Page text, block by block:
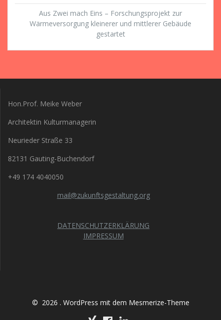
Aus Zwei mach Eins – Forschungsprojekt zur
Wärmeversorgung kleinerer und mittlerer Gebäude
gestartet
Hon.Prof. Meike Weber
Architektin Kulturmanagerin
Neurieder Straße 33
82131 Gauting-Buchendorf
+49 174 4040050
mail@zukunftsgestaltung.org
DATENSCHUTZERKLÄRUNG
IMPRESSUM
© 2026 . WordPress mit dem Mesmerize-Theme